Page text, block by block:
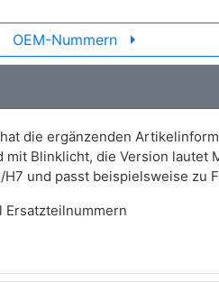
OEM-Nummern arrow_right
die ergänzenden
Blinklicht, die Version lautet
und passt beispielsweise zu